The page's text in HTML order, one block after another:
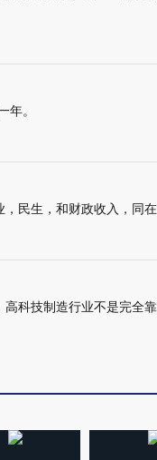
年。
，民生，和财政收入，同
科技制造行业不是完全